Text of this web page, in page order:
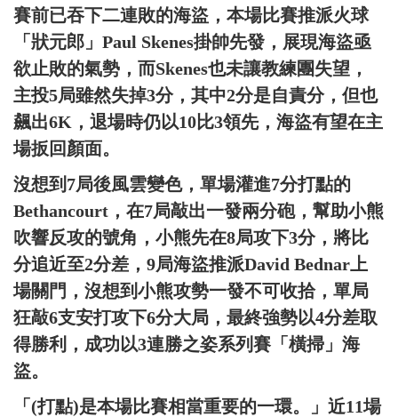
賽前已吞下二連敗的海盜，本場比賽推派火球
「狀元郎」Paul Skenes掛帥先發，展現海盜亟
欲止敗的氣勢，而Skenes也未讓教練團失望，
主投5局雖然失掉3分，其中2分是自責分，但也
飆出6K，退場時仍以10比3領先，海盜有望在主
場扳回顏面。
沒想到7局後風雲變色，單場灌進7分打點的
Bethancourt，在7局敲出一發兩分砲，幫助小熊
吹響反攻的號角，小熊先在8局攻下3分，將比
分追近至2分差，9局海盜推派David Bednar上
場關門，沒想到小熊攻勢一發不可收拾，單局
狂敲6支安打攻下6分大局，最終強勢以4分差取
得勝利，成功以3連勝之姿系列賽「橫掃」海
盜。
「(打點)是本場比賽相當重要的一環。」近11場